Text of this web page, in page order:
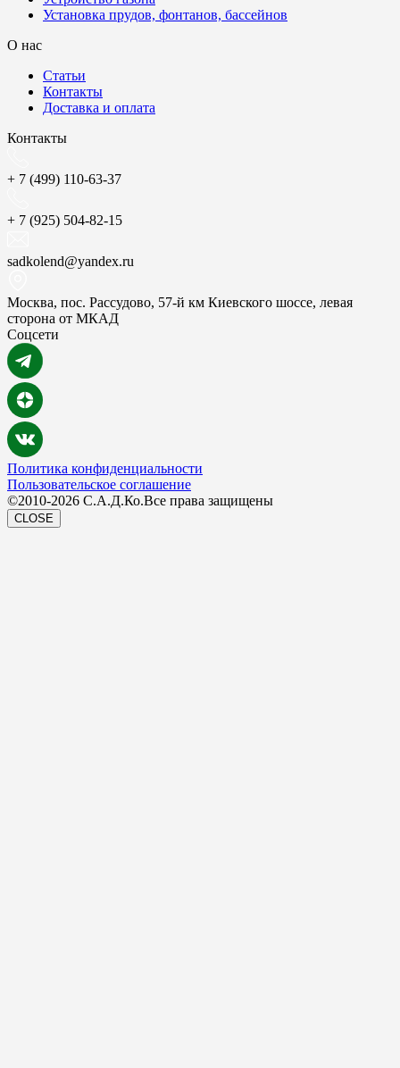
Установка прудов, фонтанов, бассейнов
О нас
Статьи
Контакты
Доставка и оплата
Контакты
+ 7 (499) 110-63-37
+ 7 (925) 504-82-15
sadkolend@yandex.ru
Москва, пос. Рассудово, 57-й км Киевского шоссе, левая
сторона от МКАД
Соцсети
Политика конфиденциальности
Пользовательское соглашение
©2010-2026 С.А.Д.Ко.Все права защищены
CLOSE